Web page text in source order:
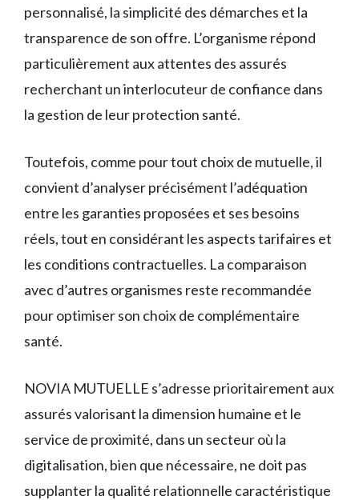
personnalisé, la simplicité des démarches et la
transparence de son offre. L’organisme répond
particulièrement aux attentes des assurés
recherchant un interlocuteur de confiance dans
la gestion de leur protection santé.
Toutefois, comme pour tout choix de mutuelle, il
convient d’analyser précisément l’adéquation
entre les garanties proposées et ses besoins
réels, tout en considérant les aspects tarifaires et
les conditions contractuelles. La comparaison
avec d’autres organismes reste recommandée
pour optimiser son choix de complémentaire
santé.
NOVIA MUTUELLE s’adresse prioritairement aux
assurés valorisant la dimension humaine et le
service de proximité, dans un secteur où la
digitalisation, bien que nécessaire, ne doit pas
supplanter la qualité relationnelle caractéristique